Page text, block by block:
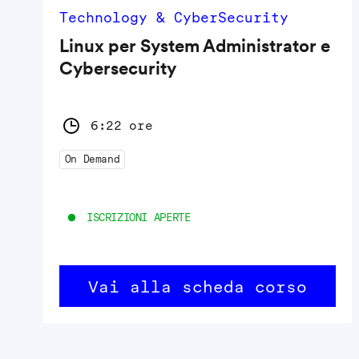
Technology & CyberSecurity
Linux per System Administrator e
Cybersecurity
6:22 ore
On Demand
ISCRIZIONI APERTE
Vai alla scheda corso